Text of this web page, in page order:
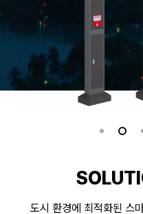
도시 환경에 최적화된 스